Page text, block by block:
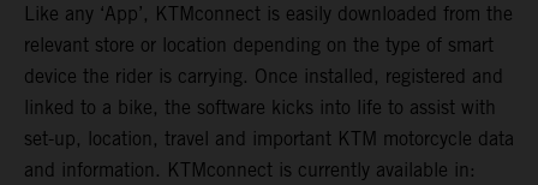
Like any ‘App’, KTMconnect is easily downloaded from the
relevant store or location depending on the type of smart
device the rider is carrying. Once installed, registered and
linked to a bike, the software kicks into life to assist with
set-up, location, travel and important KTM motorcycle data
and information. KTMconnect is currently available in: